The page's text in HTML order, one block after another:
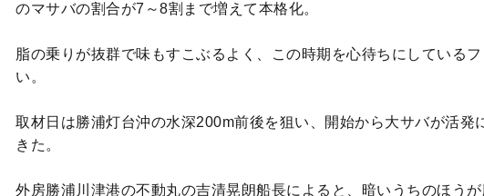
のマサバの割合が7～8割まで増えて本格化。
脂の乗りが抜群で味もすこぶるよく、この時期を心待ちにしている
い。
取材日は勝浦灯台沖の水深200m前後を狙い、開始から大サバが活発
きた。
外房勝浦川津港の不動丸の吉清晃朗船長によると、暗いうちのほう